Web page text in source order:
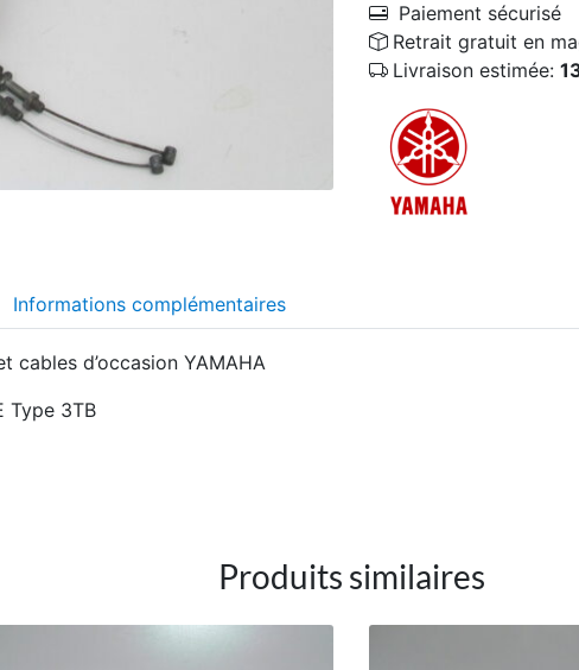
Paiement sécurisé
Retrait gratuit en
Livraison estimée:
Informations complémentaires
cables d’occasion YAMAHA
Type 3TB
Produits similaires